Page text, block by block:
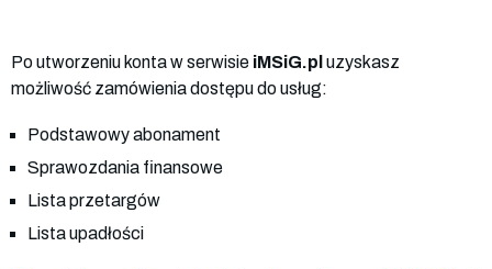
Po utworzeniu konta w serwisie iMSiG.pl uzyskasz
możliwość zamówienia dostępu do usług:
Podstawowy abonament
Sprawozdania finansowe
Lista przetargów
Lista upadłości